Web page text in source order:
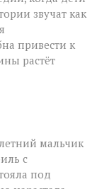
звучат как
привести к
растёт
мальчик
с
под